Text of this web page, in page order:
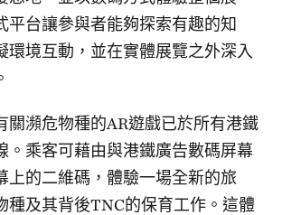
平台讓參與者能夠探索有趣的知
環境互動，並在實體展覽之外深入
關瀕危物種的AR遊戲已於所有港鐵
。乘客可藉由與港鐵廣告數碼屏幕
上的二維碼，體驗一場全新的旅
種及其背後TNC的保育工作。這體